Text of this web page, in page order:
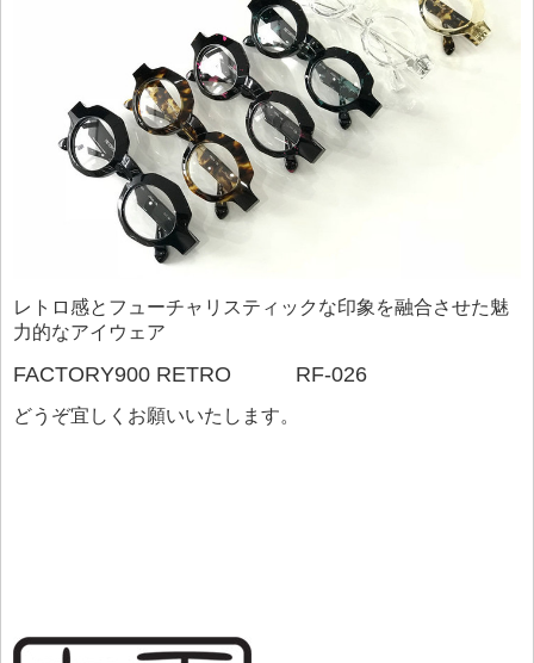
レトロ感とフューチャリスティックな印象を融合させた魅
力的なアイウェア
FACTORY900 RETRO RF-026
どうぞ宜しくお願いいたします。